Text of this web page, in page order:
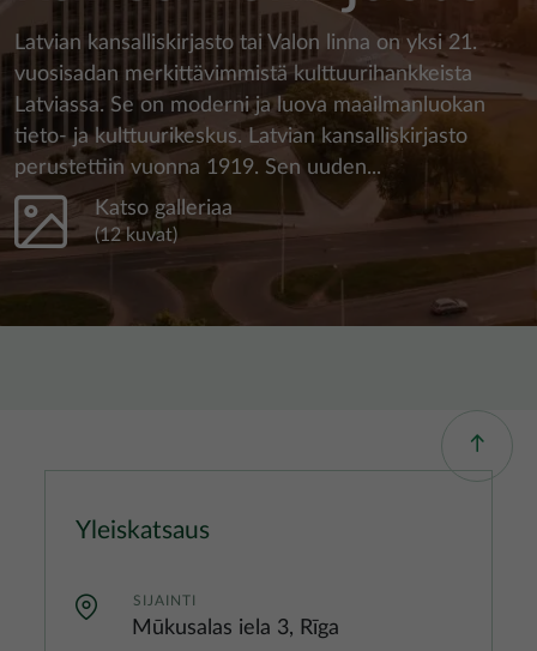
Latvian kansalliskirjasto tai Valon linna on yksi 21.
vuosisadan merkittävimmistä kulttuurihankkeista
Latviassa. Se on moderni ja luova maailmanluokan
tieto- ja kulttuurikeskus. Latvian kansalliskirjasto
perustettiin vuonna 1919. Sen uuden...
Katso galleriaa
(12 kuvat)
Yleiskatsaus
SIJAINTI
Mūkusalas iela 3, Rīga